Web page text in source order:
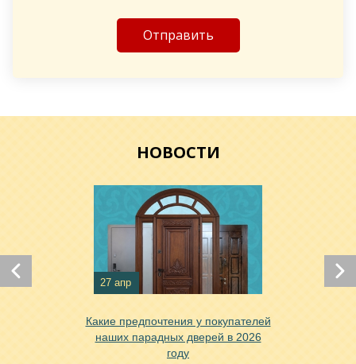
Хочу такую
Хочу такую
НОВОСТИ
27 апр
Какие предпочтения у покупателей
наших парадных дверей в 2026
году